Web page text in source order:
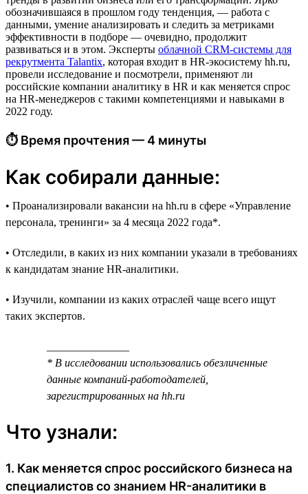
обозначившаяся в прошлом году тенденция, — работа c
данными, умение анализировать и следить за метриками
эффективности в подборе — очевидно, продолжит
развиваться и в этом. Эксперты облачной CRM-системы для
рекрутмента Talantix, которая входит в HR-экосистему hh.ru,
провели исследование и посмотрели, применяют ли
российские компании аналитику в HR и как меняется спрос
на HR-менеджеров с такими компетенциями и навыками в
2022 году.
⏱ Время прочтения — 4 минуты
Как собирали данные:
• Проанализировали вакансии на hh.ru в сфере «Управление
персонала, тренинги» за 4 месяца 2022 года*.
• Отследили, в каких из них компании указали в требованиях
к кандидатам знание HR-аналитики.
• Изучили, компании из каких отраслей чаще всего ищут
таких экспертов.
* В исследовании использовались обезличенные
данные компаний-работодателей,
зарегистрированных на hh.ru
Что узнали:
1. Как меняется спрос российского бизнеса на
специалистов со знанием HR-аналитики в